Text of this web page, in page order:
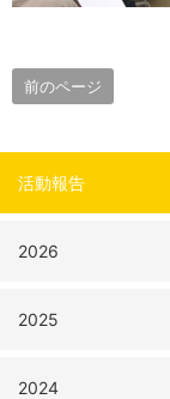
前のページ
活動報告
2026
2025
2024